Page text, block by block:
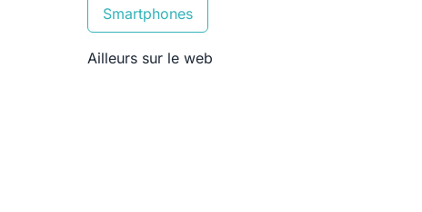
Smartphones
Ailleurs sur le web